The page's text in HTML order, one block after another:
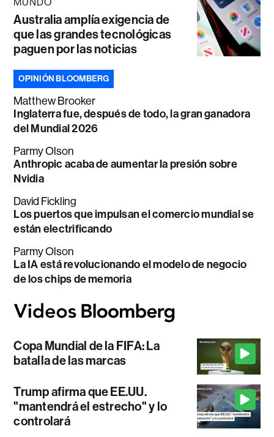
Australia amplía exigencia de
que las grandes tecnológicas
paguen por las noticias
OPINIÓN BLOOMBERG
Matthew Brooker
Inglaterra fue, después de todo, la gran ganadora
del Mundial 2026
Parmy Olson
Anthropic acaba de aumentar la presión sobre
Nvidia
David Fickling
Los puertos que impulsan el comercio mundial se
están electrificando
Parmy Olson
La IA está revolucionando el modelo de negocio
de los chips de memoria
Copa Mundial de la FIFA: La
batalla de las marcas
Trump afirma que EE.UU.
"mantendrá el estrecho" y lo
controlará